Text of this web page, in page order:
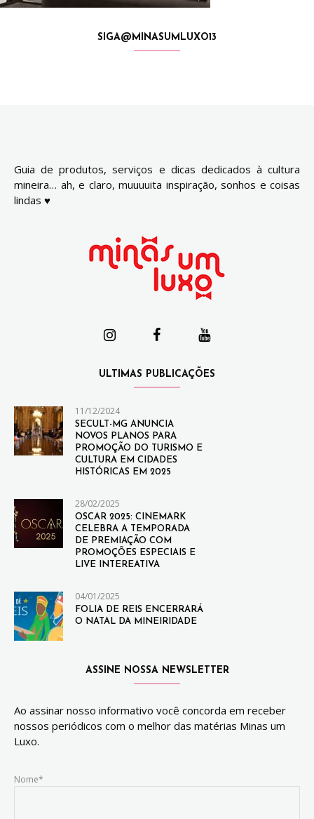
SIGA@MINASUMLUXO13
Guia de produtos, serviços e dicas dedicados à cultura
mineira… ah, e claro, muuuuita inspiração, sonhos e coisas
lindas ♥
ULTIMAS PUBLICAÇÕES
11/12/2024
SECULT-MG ANUNCIA
NOVOS PLANOS PARA
PROMOÇÃO DO TURISMO E
CULTURA EM CIDADES
HISTÓRICAS EM 2025
28/02/2025
OSCAR 2025: CINEMARK
CELEBRA A TEMPORADA
DE PREMIAÇÃO COM
PROMOÇÕES ESPECIAIS E
LIVE INTEREATIVA
04/01/2025
FOLIA DE REIS ENCERRARÁ
O NATAL DA MINEIRIDADE
ASSINE NOSSA NEWSLETTER
Ao assinar nosso informativo você concorda em receber
nossos periódicos com o melhor das matérias Minas um
Luxo.
Nome*